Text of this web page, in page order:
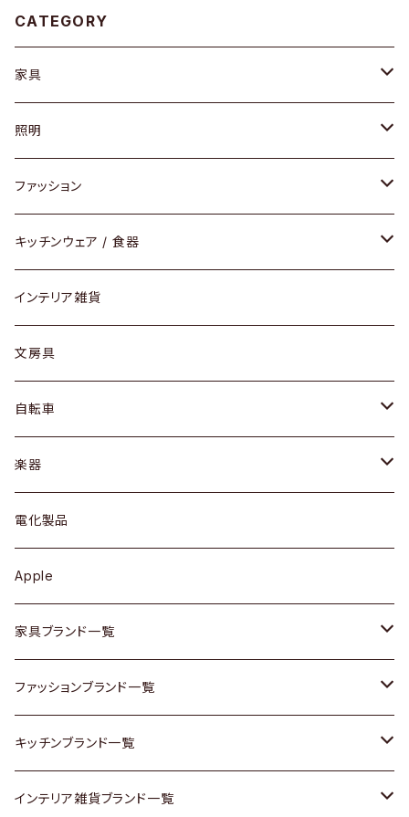
CATEGORY
家具
ソファ / ベンチ
チェア / スツール
ダイニングセット / ダイニングテーブル
ローテーブル / サイドテーブル
デスク / コンソール
ドレッサー
シェルフ
キュリオケース / 飾り棚
カップボード / 食器棚
チェスト
その他家具
Vintageヴィンテージ / Antiqueアンティーク
Designers / デザイナーズ
照明
ペンダントライト
テーブルランプ / デスクスタンド
フロアライト
ファッション
アクセサリー
リング
ピアス / イヤリング
財布
バッグ
アウター
トップス
ワンピース
ボトムス
靴
スカーフ
腕時計
Vintage / ヴィンテージ
キッチンウェア / 食器
グラス / タンブラー
カップ / マグ
プレート / ボウル
カトラリー
ケトル / ティーポット
鍋 / フライパン
Vintage / ヴィンテージ
銀製品
和物 / 作家物
その他キッチン雑貨
インテリア雑貨
文房具
自転車
dahon
楽器
ギター
ベース
その他楽器
電化製品
Apple
家具ブランド一覧
ACME Furniture / アクメ ファニチャー
ACTUS / アクタス
arflex / アルフレックス
ファッションブランド一覧
agnes b / アニエス ベー
BALLY / バリー
キッチンブランド一覧
ARABIA / アラビア
インテリア雑貨ブランド一覧